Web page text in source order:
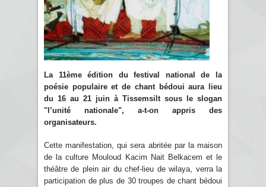
La 11ème édition du festival national de la
poésie populaire et de chant bédoui aura lieu
du 16 au 21 juin à Tissemsilt sous le slogan
"l’unité nationale", a-t-on appris des
organisateurs.
Cette manifestation, qui sera abritée par la maison
de la culture Mouloud Kacim Nait Belkacem et le
théâtre de plein air du chef-lieu de wilaya, verra la
participation de plus de 30 troupes de chant bédoui